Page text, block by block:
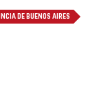
DE BUENOS AIRES